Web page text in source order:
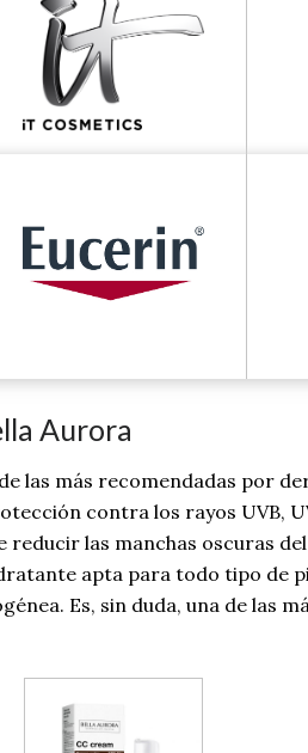
Aurora
las más recomendadas por
contra los rayos UVB,
las manchas oscuras
apta para todo tipo de
Es, sin duda, una de las